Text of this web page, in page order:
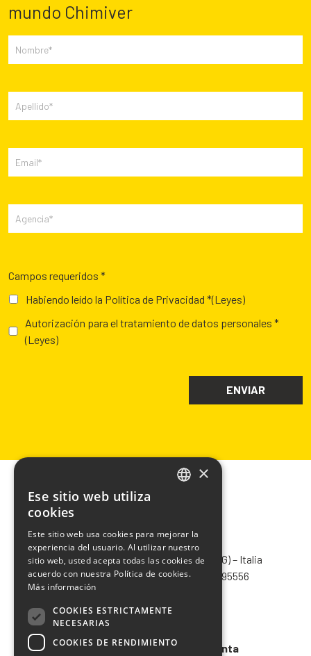
mundo Chimiver
Campos requeridos *
Habiendo leído la Política de Privacidad *(Leyes)
Autorización para el tratamiento de datos personales *
(Leyes)
CHIMIVER PANSERI S.p.A.
Via Bergamo, 1401 – 24030 Pontida (BG) – Italia
Tel. +39 035 795031– Fax +39 035 795556
Condiciones generales de venta
FRENCH
SPANISH
×
Ese sitio web utiliza
cookies
Este sitio web usa cookies para mejorar la
experiencia del usuario. Al utilizar nuestro
sitio web, usted acepta todas las cookies de
acuerdo con nuestra Política de cookies.
Más información
COOKIES ESTRICTAMENTE
NECESARIAS
COOKIES DE RENDIMIENTO